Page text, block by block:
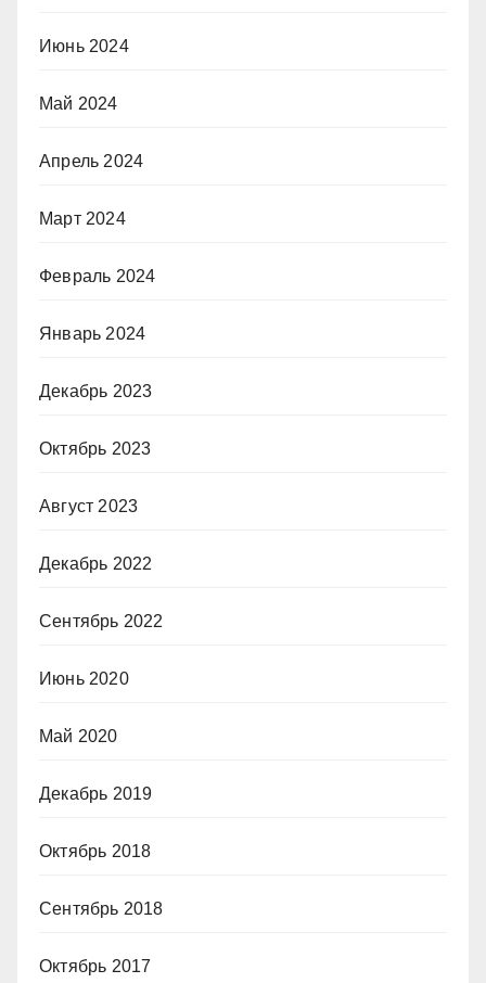
Июнь 2024
Май 2024
Апрель 2024
Март 2024
Февраль 2024
Январь 2024
Декабрь 2023
Октябрь 2023
Август 2023
Декабрь 2022
Сентябрь 2022
Июнь 2020
Май 2020
Декабрь 2019
Октябрь 2018
Сентябрь 2018
Октябрь 2017